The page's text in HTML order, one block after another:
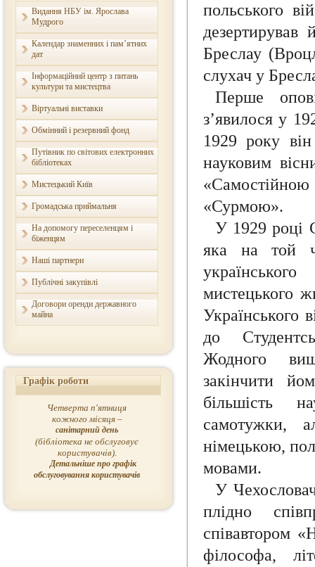
Видання НБУ ім. Ярослава
Мудрого
Календар знаменних і пам’ятних
дат
Інформаційний центр з питань
культури та мистецтва
Віртуальні виставки
Обмінний і резервний фонд
Путівник по світових електронних
бібліотеках
Мистецький Київ
Громадська приймальня
На допомогу переселенцям і
біженцям
Наші партнери
Публічні закупівлі
Договори оренди державного
майна
Графік роботи
Четверта п'ятниця
кожного місяця –
санітарний день
(бібліотека не обслуговує
користувачів).
Детальніше про графік
обслуговування користувачів
польського
Бреслау
слухач у
Перше
з’явилося у
1929 року він
науковим
«Самостійною
«Сурмою».
У 1929 році
яка на той
мистецького
Українського
до
Жодного
закінчити
більшість
самотужки,
німецькою,
мовами.
У
плідно
співавтором
філософа,